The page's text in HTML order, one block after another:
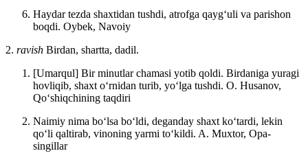
Haydar tezda shaxtidan tushdi, atrofga qaygʻuli va parishon
boqdi. Oybek, Navoiy
2. ravish Birdan, shartta, dadil.
[Umarqul] Bir minutlar chamasi yotib qoldi. Birdaniga yuragi
hovliqib, shaxt oʻrnidan turib, yoʻlga tushdi. O. Husanov,
Qoʻshiqchining taqdiri
Naimiy nima boʻlsa boʻldi, deganday shaxt koʻtardi, lekin
qoʻli qaltirab, vinoning yarmi toʻkildi. A. Muxtor, Opa-
singillar